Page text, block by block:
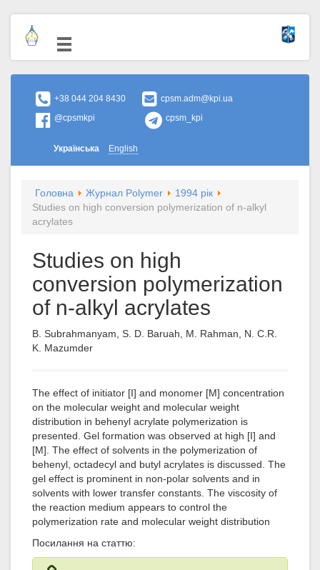
+38 044 204 8430
cpsm.adm@kpi.ua
@cpsmkpi
cpsm_kpi
Українська English
Головна Журнал Polymer
1994 рік
Studies on high conversion polymerization of n-alkyl
acrylates
Studies on high
conversion polymerization
of n-alkyl acrylates
B. Subrahmanyam, S. D. Baruah, M. Rahman, N. C.R.
K. Mazumder
The effect of initiator [I] and monomer [M] concentration
on the molecular weight and molecular weight
distribution in behenyl acrylate polymerization is
presented. Gel formation was observed at high [I] and
[M]. The effect of solvents in the polymerization of
behenyl, octadecyl and butyl acrylates is discussed. The
gel effect is prominent in non-polar solvents and in
solvents with lower transfer constants. The viscosity of
the reaction medium appears to control the
polymerization rate and molecular weight distribution
Посилання на статтю: